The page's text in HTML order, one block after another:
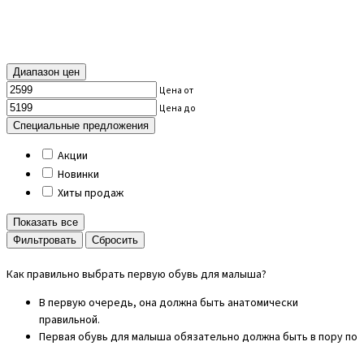
Диапазон цен
Цена от
Цена до
Специальные предложения
Акции
Новинки
Хиты продаж
Показать все
Cбросить
Как правильно выбрать первую обувь для малыша?
В первую очередь, она должна быть анатомически
правильной.
Первая обувь для малыша обязательно должна быть в пору по